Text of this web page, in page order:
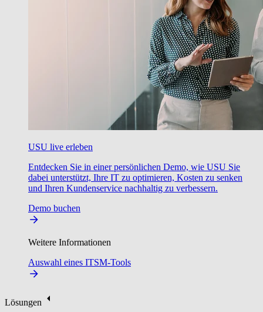
USU live erleben
Entdecken Sie in einer persönlichen Demo, wie USU Sie
dabei unterstützt, Ihre IT zu optimieren, Kosten zu senken
und Ihren Kundenservice nachhaltig zu verbessern.
Demo buchen
Weitere Informationen
Auswahl eines ITSM-Tools
Lösungen